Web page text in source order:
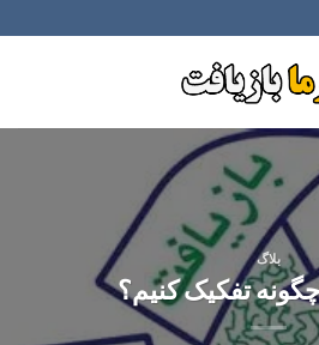
بلاگ
چگونه تفکیک کنیم؟